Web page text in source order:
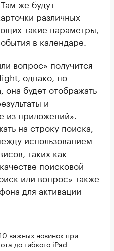
же будут
различных
такие параметры,
в календаре.
вопрос» получится
однако, по
будет отображать
и
из приложений».
на строку поиска,
использованием
таких как
поисковой
или вопрос» также
для активации
важных новинок при
до гибкого iPad